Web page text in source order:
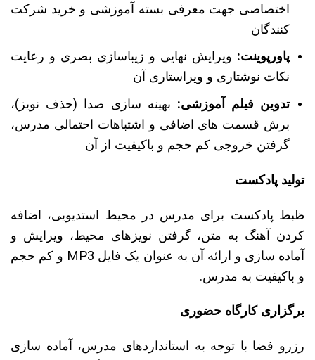
اختصاصی جهت معرفی بسته آموزشی و خرید شرکت
کنندگان
پاورپوینت: ویرایش نهایی و زیباسازی بصری و رعایت
نکات نوشتاری و ویراستاری آن
تدوین فیلم آموزشی: بهینه سازی صدا (حذف نویز)،
برش قسمت های اضافی و اشتباهات احتمالی مدرس،
گرفتن خروجی کم حجم و باکیفیت از آن
تولید پادکست
ظبط پادکست برای مدرس در محیط استدیویی، اضافه
کردن آهنگ به متن، گرفتن نویزهای محیط، ویرایش و
آماده سازی و ارائه آن به عنوان یک فایل MP3 و کم حجم
و باکیفیت به مدرس.
برگزاری کارگاه حضوری
رزرو فضا با توجه به استانداردهای مدرس، آماده سازی